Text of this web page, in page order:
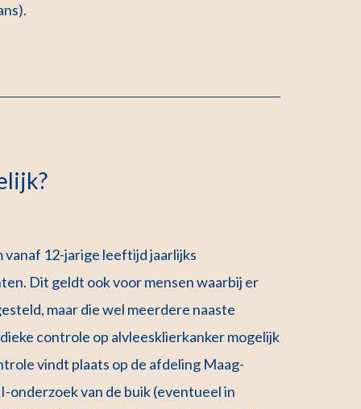
12-jarige leeftijd jaarlijks
Dit geldt ook voor mensen waarbij er
maar die wel meerdere naaste
controle op alvleesklierkanker mogelijk
vindt plaats op de afdeling Maag-
onderzoek van de buik (eventueel in